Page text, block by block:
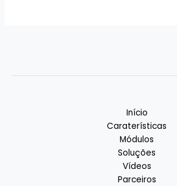
Início
Caraterísticas
Módulos
Soluções
Vídeos
Parceiros